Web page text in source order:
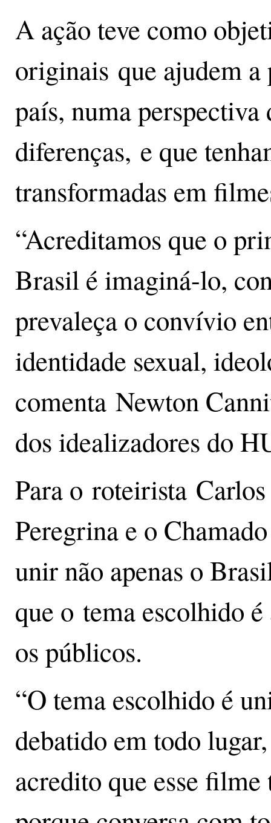
A ação teve como
originais que ajudem a
país, numa perspectiva
diferenças, e que
transformadas em
“Acreditamos que o
Brasil é imaginá-lo,
prevaleça o convívio
identidade sexual,
comenta Newton
dos idealizadores do
Para o roteirista
Peregrina e o
unir não apenas o
que o tema escolhido
os públicos.
“O tema escolhido é
debatido em todo
acredito que esse